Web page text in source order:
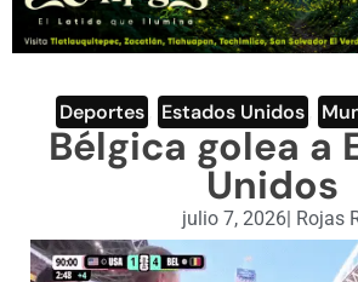
DEPORTES
ENGLISH SECTION
VIDEOS
Deportes Estados Unidos
Bélgica golea a
Unidos
julio 7, 2026| Rojas